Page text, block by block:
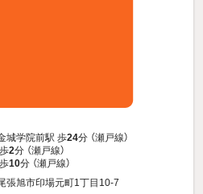
城学院前駅 歩24分 （瀬戸線）
2分 （瀬戸線）
10分 （瀬戸線）
張旭市印場元町1丁目10-7